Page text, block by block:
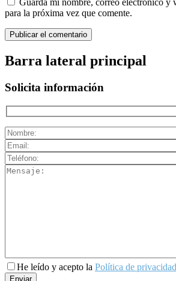
Guarda mi nombre, correo electrónico y
para la próxima vez que comente.
Barra lateral principal
Solicita información
He leído y acepto la Política de privacidad